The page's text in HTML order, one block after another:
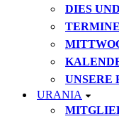
DIES
TERMINE
UNSERE
URANIA